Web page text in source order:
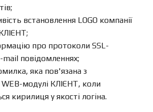
встановлення LOGO компанії
про протоколи SSL-
повідомленнях;
яка пов'язана з
модулі КЛІЄНТ, коли
кирилиця у якості логіна.